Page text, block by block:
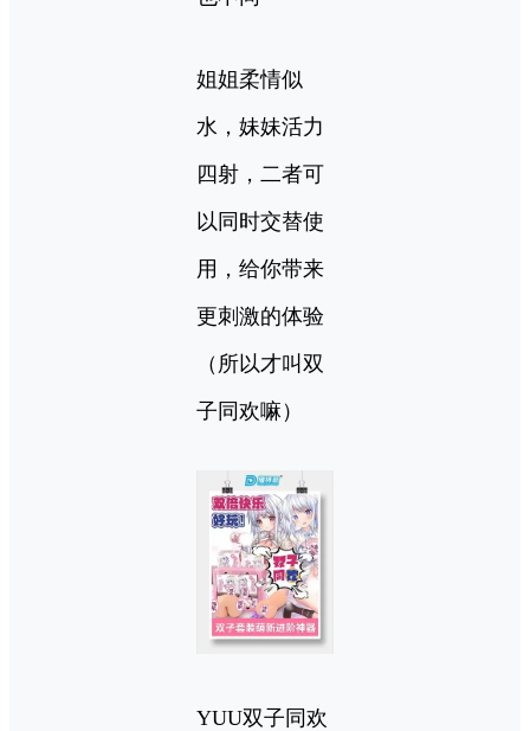
姐姐柔情似
水，妹妹活力
四射，二者可
以同时交替使
用，给你带来
更刺激的体验
（所以才叫双
子同欢嘛）
YUU双子同欢